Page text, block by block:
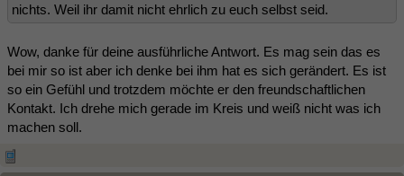
nichts. Weil ihr damit nicht ehrlich zu euch selbst seid.
Wow, danke für deine ausführliche Antwort. Es mag sein das es
bei mir so ist aber ich denke bei ihm hat es sich gerändert. Es ist
so ein Gefühl und trotzdem möchte er den freundschaftlichen
Kontakt. Ich drehe mich gerade im Kreis und weiß nicht was ich
machen soll.